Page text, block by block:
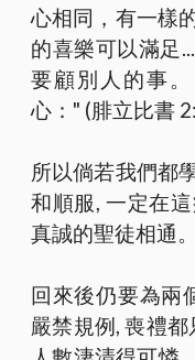
心相同，有一樣
的喜樂可以滿足
要顧別人的事
心：" (腓立比書‬
所以倘若我們都
和順服, 一定在
真誠的聖徒相通。
回來後仍要為兩
嚴禁規例, 喪禮